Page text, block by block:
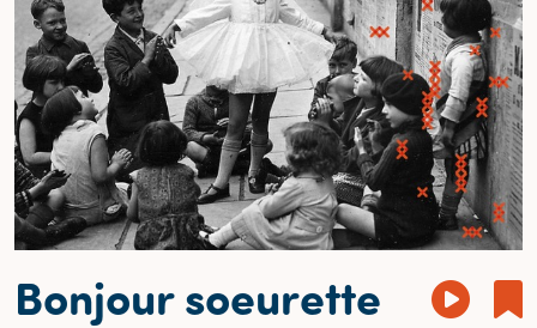
Bonjour soeurette